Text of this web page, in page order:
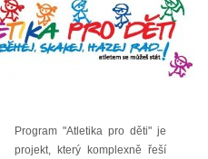
Program "Atletika pro děti" je
projekt, který komplexně řeší